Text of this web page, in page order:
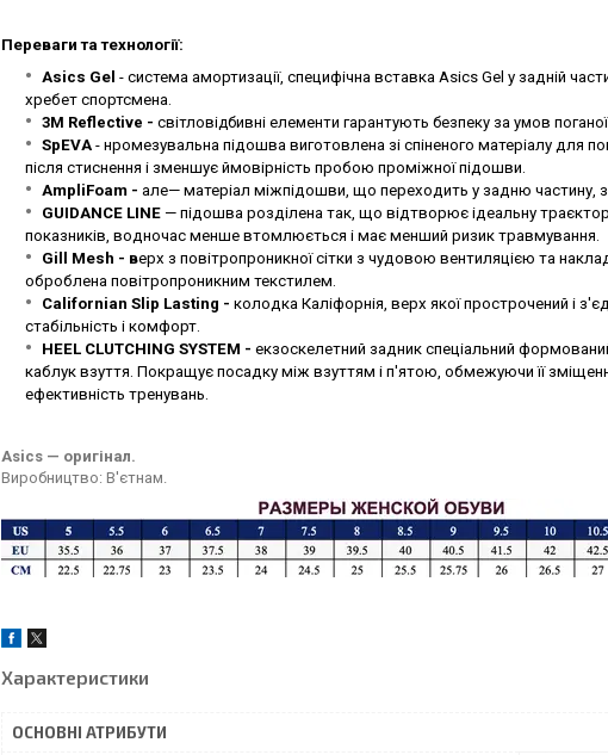
Переваги та технології:
Asics Gel - система амортизації, специфічна вставка Asics Gel у задній
хребет спортсмена.
3М Reflective - світловідбивні елементи гарантують безпеку за умов
SpEVA - нромезувальна підошва виготовлена зі спіненого матеріалу для
після стиснення і зменшує ймовірність пробою проміжної підошви.
AmpliFoam - але— матеріал міжпідошви, що переходить у задню частину,
GUIDANCE LINE — підошва розділена так, що відтворює ідеальну
показників, водночас менше втомлюється і має менший ризик травмування.
Gill Mesh - верх з повітропроникної сітки з чудовою вентиляцією та
оброблена повітропроникним текстилем.
Californian Slip Lasting - колодка Каліфорнія, верх якої прострочений і
стабільність і комфорт.
HEEL CLUTCHING SYSTEM - екзоскелетний задник спеціальний
каблук взуття. Покращує посадку між взуттям і п'ятою, обмежуючи її
ефективність тренувань.
Asics — оригінал.
Виробництво: В'єтнам.
Характеристики
ОСНОВНІ АТРИБУТИ